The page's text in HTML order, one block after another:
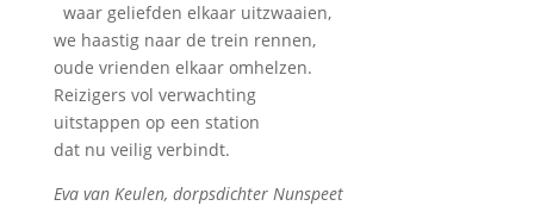
waar geliefden elkaar uitzwaaien,
we haastig naar de trein rennen,
oude vrienden elkaar omhelzen.
Reizigers vol verwachting
uitstappen op een station
dat nu veilig verbindt.
Eva van Keulen, dorpsdichter Nunspeet